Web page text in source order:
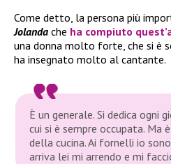
Come detto, la persona più
Jolanda che ha compiuto
una donna molto forte, che si è
ha insegnato molto al cantante.
È un generale. Si dedica ogni
cui si è sempre occupata.
della cucina. Ai fornelli io
arriva lei mi arrendo e mi